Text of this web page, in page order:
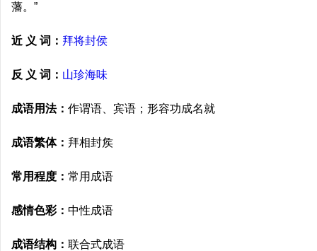
藩。”
近 义 词： 拜将封侯
反 义 词： 山珍海味
成语用法： 作谓语、宾语；形容功成名就
成语繁体： 拜相封矦
常用程度： 常用成语
感情色彩： 中性成语
成语结构： 联合式成语